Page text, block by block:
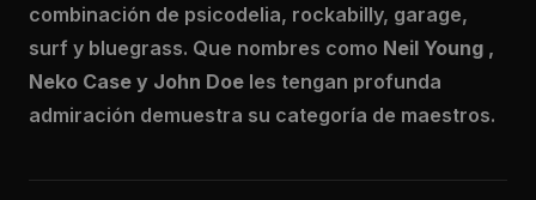
combinación de psicodelia, rockabilly, garage,
surf y bluegrass. Que nombres como Neil Young ,
Neko Case y John Doe les tengan profunda
admiración demuestra su categoría de maestros.